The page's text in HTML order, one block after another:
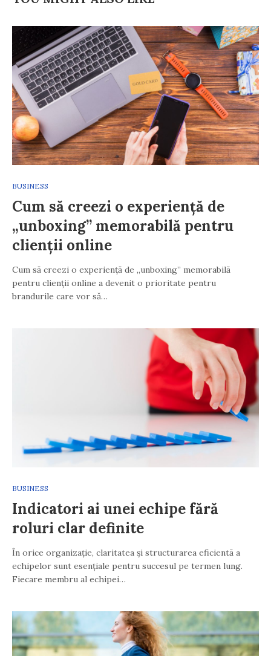
BUSINESS
Cum să creezi o experiență de
„unboxing” memorabilă pentru
clienții online
Cum să creezi o experiență de „unboxing” memorabilă
pentru clienții online a devenit o prioritate pentru
brandurile care vor să…
BUSINESS
Indicatori ai unei echipe fără
roluri clar definite
În orice organizație, claritatea și structurarea eficientă a
echipelor sunt esențiale pentru succesul pe termen lung.
Fiecare membru al echipei…